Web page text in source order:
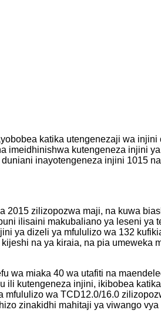
katika utengenezaji wa injini
imeidhinishwa kutengeneza injini
inayotengeneza injini 1015
2015 zilizopozwa maji, na kuwa
ilisaini makubaliano ya leseni ya
ya dizeli ya mfululizo wa 132
na ya kiraia, na pia umeweka
wa miaka 40 wa utafiti na
ili kutengeneza injini, ikibobea
wa TCD12.0/16.0
zinakidhi mahitaji ya viwango